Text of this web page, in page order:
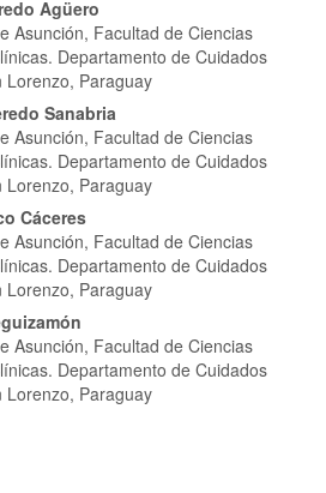
Agüero
Asunción, Facultad de Ciencias
Departamento de Cuidados
Lorenzo, Paraguay
Sanabria
Asunción, Facultad de Ciencias
Departamento de Cuidados
Lorenzo, Paraguay
Cáceres
Asunción, Facultad de Ciencias
Departamento de Cuidados
Lorenzo, Paraguay
Asunción, Facultad de Ciencias
Departamento de Cuidados
Lorenzo, Paraguay